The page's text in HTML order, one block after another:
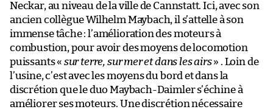
Neckar, au niveau de la ville de Cannstatt. Ici, avec son
ancien collègue Wilhelm Maybach, il s’attelle à son
immense tâche : l’amélioration des moteurs à
combustion, pour avoir des moyens de locomotion
puissants « sur terre, sur mer et dans les airs» . Loin de
l’usine, c’est avec les moyens du bord et dans la
discrétion que le duo Maybach-Daimler s’échine à
améliorer ses moteurs. Une discrétion nécessaire